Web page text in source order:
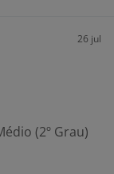
26 jul
(2º Grau)